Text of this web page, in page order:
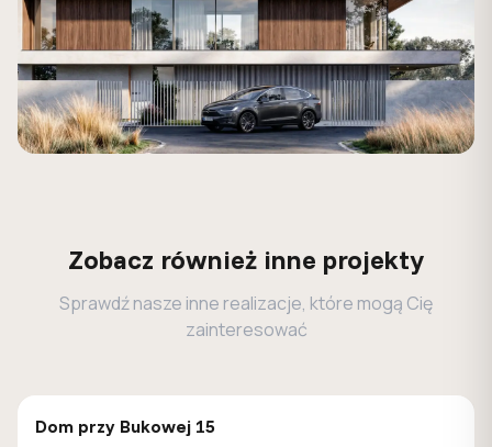
Zobacz również inne projekty
Sprawdź nasze inne realizacje, które mogą Cię
zainteresować
GALERIA DOMÓW
Dom przy Bukowej 15